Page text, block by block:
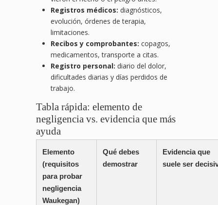
Registros médicos: diagnósticos,
evolución, órdenes de terapia,
limitaciones.
Recibos y comprobantes: copagos,
medicamentos, transporte a citas.
Registro personal: diario del dolor,
dificultades diarias y días perdidos de
trabajo.
Tabla rápida: elemento de
negligencia vs. evidencia que más
ayuda
Elemento
(requisitos
para probar
negligencia
Waukegan)
Qué debes
demostrar
Evidencia que
suele ser